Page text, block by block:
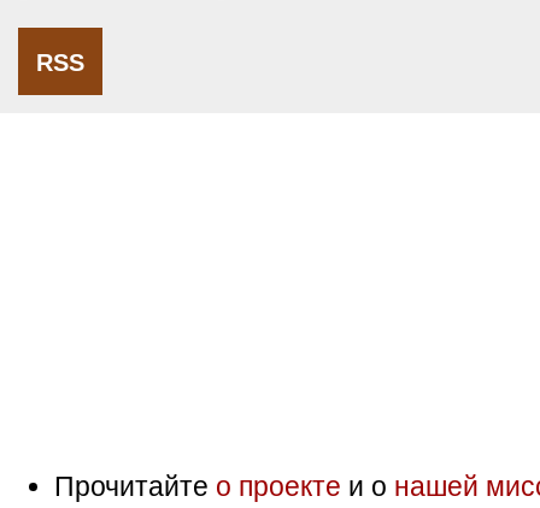
RSS
Прочитайте о проекте и о нашей